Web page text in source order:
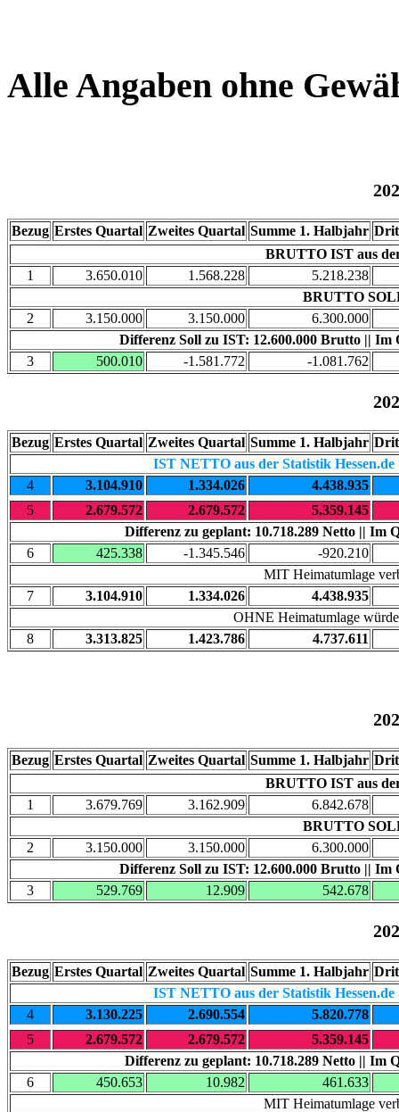
Alle Angaben ohne
Bezug Erstes Quartal Zweites Quartal Summe 1. Halbjahr
BRUTTO IST aus
1
3.650.010 1.568.228
5.218.238
BRUTTO
2
3.150.000 3.150.000
6.300.000
Differenz Soll zu IST: 12.600.000 Brutto ||
3
500.010 -1.581.772 -1.081.762
Bezug Erstes Quartal Zweites Quartal Summe 1. Halbjahr
IST NETTO aus der Statistik Hessen.de
4
3.104.910 1.334.026
4.438.935
5
2.679.572 2.679.572
5.359.145
Differenz zu geplant: 10.718.289 Netto || Im
6
425.338 -1.345.546
-920.210
MIT Heimatumlage
7
3.104.910 1.334.026
4.438.935
OHNE Heimatumlage
8
3.313.825 1.423.786 4.737.611
Bezug Erstes Quartal Zweites Quartal Summe 1. Halbjahr
BRUTTO IST aus
1
3.679.769 3.162.909
6.842.678
BRUTTO
2
3.150.000 3.150.000
6.300.000
Differenz Soll zu IST: 12.600.000 Brutto ||
3
529.769 12.909 542.678
Bezug Erstes Quartal Zweites Quartal Summe 1. Halbjahr
IST NETTO aus der Statistik Hessen.de
4
3.130.225 2.690.554
5.820.778
5
2.679.572 2.679.572
5.359.145
Differenz zu geplant: 10.718.289 Netto || Im
6
450.653 10.982
461.633
MIT Heimatumlage